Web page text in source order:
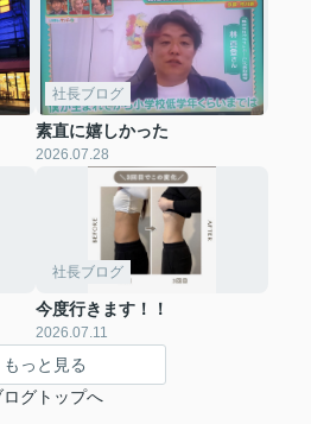
社長ブログ
素直に嬉しかった
2026.07.28
社長ブログ
今度行きます！！
2026.07.11
もっと見る
ログトップへ